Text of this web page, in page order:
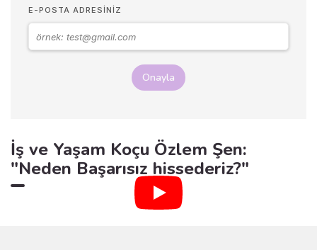
E-POSTA ADRESINIZ
Onayla
İş ve Yaşam Koçu Özlem Şen:
"Neden Başarısız hissederiz?"